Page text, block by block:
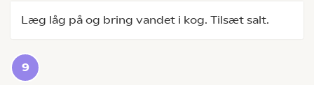
Læg låg på og bring vandet i kog. Tilsæt salt.